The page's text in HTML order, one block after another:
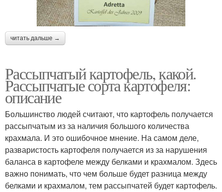
читать дальше →
Рассыпчатый картофель, какой.
Рассыпчатые сорта картофеля:
описание
Большинство людей считают, что картофель получается
рассыпчатым из за наличия большого количества
крахмала. И это ошибочное мнение. На самом деле,
разваристость картофеля получается из за нарушения
баланса в картофеле между белками и крахмалом. Здесь
важно понимать, что чем больше будет разница между
белками и крахмалом, тем рассыпчатей будет картофель.